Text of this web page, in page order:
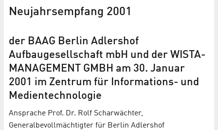
Neujahrsempfang 2001
der BAAG Berlin Adlershof
Aufbaugesellschaft mbH und der WISTA-
MANAGEMENT GMBH am 30. Januar
2001 im Zentrum für Informations- und
Medientechnologie
Ansprache Prof. Dr. Rolf Scharwächter,
Generalbevollmächtigter für Berlin Adlershof